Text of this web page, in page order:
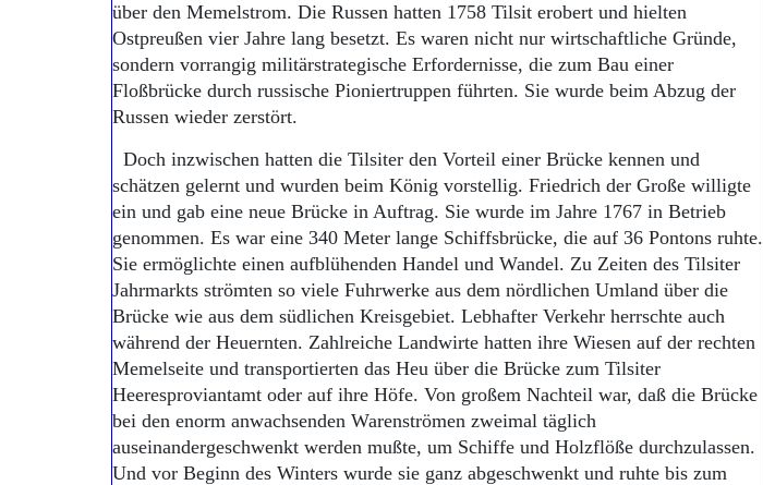
über den Memelstrom. Die Russen hatten 1758 Tilsit erobert und hielten
Ostpreußen vier Jahre lang besetzt. Es waren nicht nur wirtschaftliche Gründe,
sondern vorrangig militärstrategische Erfordernisse, die zum Bau einer
Floßbrücke durch russische Pioniertruppen führten. Sie wurde beim Abzug der
Russen wieder zerstört.
Doch inzwischen hatten die Tilsiter den Vorteil einer Brücke kennen und
schätzen gelernt und wurden beim König vorstellig. Friedrich der Große willigte
ein und gab eine neue Brücke in Auftrag. Sie wurde im Jahre 1767 in Betrieb
genommen. Es war eine 340 Meter lange Schiffsbrücke, die auf 36 Pontons ruhte.
Sie ermöglichte einen aufblühenden Handel und Wandel. Zu Zeiten des Tilsiter
Jahrmarkts strömten so viele Fuhrwerke aus dem nördlichen Umland über die
Brücke wie aus dem südlichen Kreisgebiet. Lebhafter Verkehr herrschte auch
während der Heuernten. Zahlreiche Landwirte hatten ihre Wiesen auf der rechten
Memelseite und transportierten das Heu über die Brücke zum Tilsiter
Heeresproviantamt oder auf ihre Höfe. Von großem Nachteil war, daß die Brücke
bei den enorm anwachsenden Warenströmen zweimal täglich
auseinandergeschwenkt werden mußte, um Schiffe und Holzflöße durchzulassen.
Und vor Beginn des Winters wurde sie ganz abgeschwenkt und ruhte bis zum